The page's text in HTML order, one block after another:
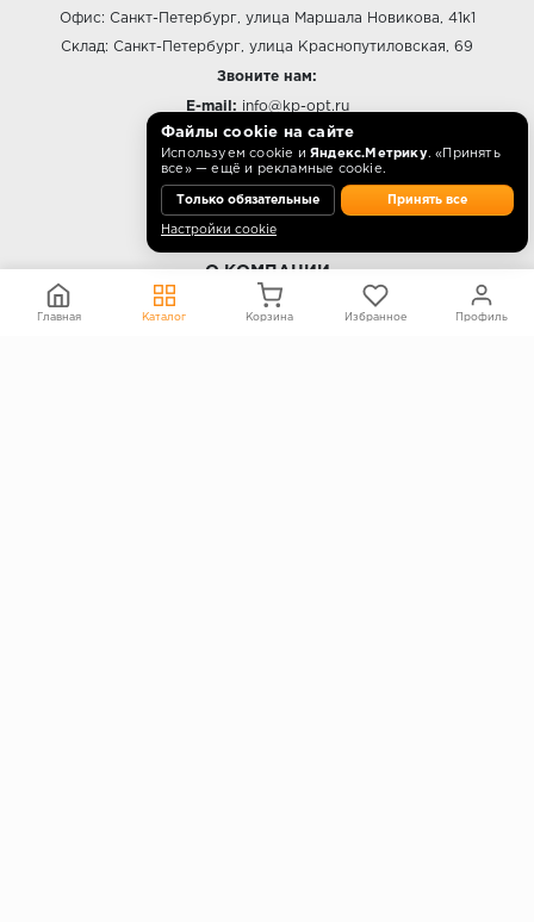
Офис: Санкт-Петербург, улица Маршала Новикова, 41к1
Склад: Санкт-Петербург, улица Краснопутиловская, 69
Звоните нам:
E-mail: info@kp-opt.ru
Режим работы
10:00 - 18:00 пн-пт.
О КОМПАНИИ
Контакты
Файлы cookie на сайте
Используем cookie и Яндекс.Метрику. «Принять
все» — ещё и рекламные cookie.
Только обязательные Принять все
Настройки cookie
Главная Каталог Корзина Избранное Профиль